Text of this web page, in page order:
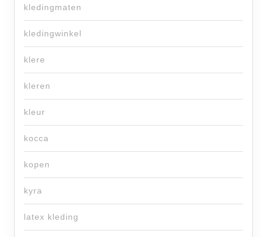
kledingmaten
kledingwinkel
klere
kleren
kleur
kocca
kopen
kyra
latex kleding